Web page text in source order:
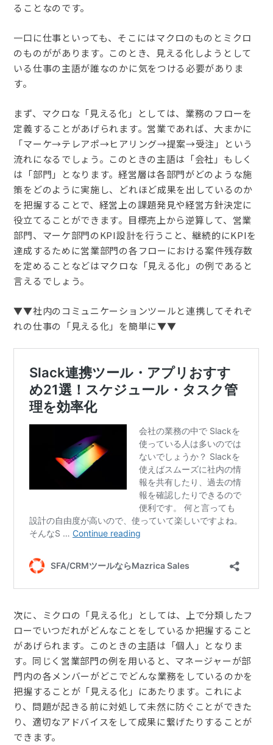
ることなのです。
一口に仕事といっても、そこにはマクロのものとミクロ
のものががあります。このとき、見える化しようとして
いる仕事の主語が誰なのかに気をつける必要がありま
す。
まず、マクロな「見える化」としては、業務のフローを
定義することがあげられます。営業であれば、大まかに
「マーケ→テレアポ→ヒアリング→提案→受注」という
流れになるでしょう。このときの主語は「会社」もしく
は「部門」となります。経営層は各部門がどのような施
策をどのように実施し、どれほど成果を出しているのか
を把握することで、経営上の課題発見や経営方針決定に
役立てることができます。目標売上から逆算して、営業
部門、マーケ部門のKPI設計を行うこと、継続的にKPIを
達成するために営業部門の各フローにおける案件残存数
を定めることなどはマクロな「見える化」の例であると
言えるでしょう。
▼▼社内のコミュニケーションツールと連携してそれぞ
れの仕事の「見える化」を簡単に▼▼
次に、ミクロの「見える化」としては、上で分類したフ
ローでいつだれがどんなことをしているか把握すること
があげられます。このときの主語は「個人」となりま
す。同じく営業部門の例を用いると、マネージャーが部
門内の各メンバーがどこでどんな業務をしているのかを
把握することが「見える化」にあたります。これによ
り、問題が起きる前に対処して未然に防ぐことができた
り、適切なアドバイスをして成果に繋げたりすることが
できます。